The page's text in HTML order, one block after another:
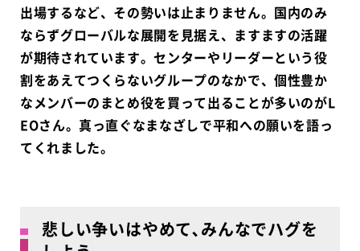
出場するなど、その勢いは止まりません。国内のみ
ならずグローバルな展開を見据え、ますますの活躍
が期待されています。センターやリーダーという役
割をあえてつくらないグループのなかで、個性豊か
なメンバーのまとめ役を買って出ることが多いのがL
EOさん。真っ直ぐなまなざしで平和への願いを語っ
てくれました。
悲しい争いはやめて､みんなでハグを